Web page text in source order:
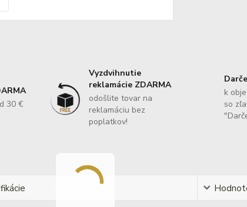
30 €
Vyzdvihnutie
reklamácie ZDARMA
odošlite tovar na
reklamáciu bez
poplatkov!
k
so